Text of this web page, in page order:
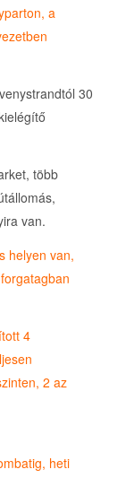
a
30
több
van.
helyen van,
4
2 az
heti